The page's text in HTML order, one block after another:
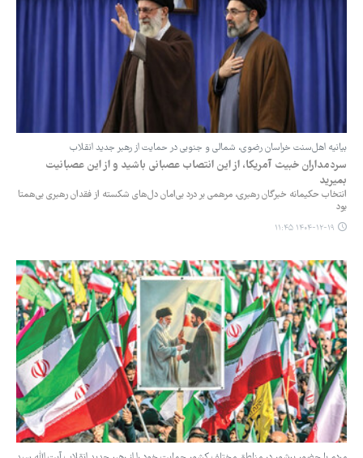
بیانیه اهل‌سنت خراسان رضوی، شمالی و جنوبی در حمایت از رهبر جدید انقلاب
سردمداران خبیث آمریکا، از این انتصاب عصبانی باشید و از این عصبانیت
بمیرید
انتخاب حکیمانه خبرگان رهبری، مرهمی بر درد بی‌امان دل‌های شکسته از فقدان رهبری بی‌همتا
بود
۱۴۰۴-۱۲-۱۹ ۱۱:۴۵